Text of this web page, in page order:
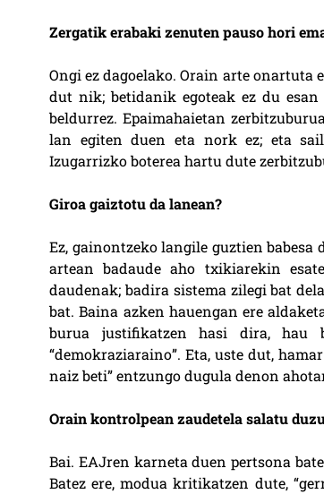
Zergatik erabaki zenuten pauso hori
Ongi ez dagoelako. Orain arte onartuta
dut nik; betidanik egoteak ez du
beldurrez. Epaimahaietan
lan egiten duen eta nork ez; eta
Izugarrizko boterea hartu dute
Giroa gaiztotu da lanean?
Ez, gainontzeko langile guztien babesa
artean badaude aho txikiarekin
daudenak; badira sistema zilegi bat
bat. Baina azken hauengan ere
burua justifikatzen hasi dira, hau
“demokraziaraino”. Eta, uste dut,
naiz beti” entzungo dugula denon
Orain kontrolpean zaudetela salatu
Bai. EAJren karneta duen pertsona
Batez ere, modua kritikatzen dute,